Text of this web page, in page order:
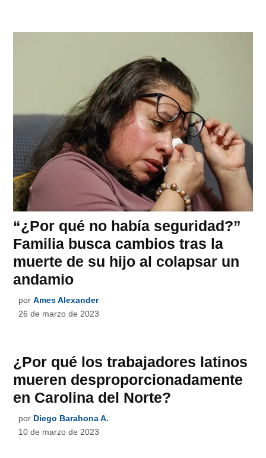
“¿Por qué no había seguridad?”
Familia busca cambios tras la
muerte de su hijo al colapsar un
andamio
por Ames Alexander
26 de marzo de 2023
¿Por qué los trabajadores latinos
mueren desproporcionadamente
en Carolina del Norte?
por Diego Barahona A.
10 de marzo de 2023